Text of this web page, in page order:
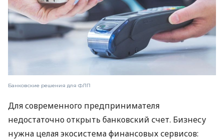
Банковские решения для ФЛП
Для современного предпринимателя
недостаточно открыть банковский счет. Бизнесу
нужна целая экосистема финансовых сервисов: